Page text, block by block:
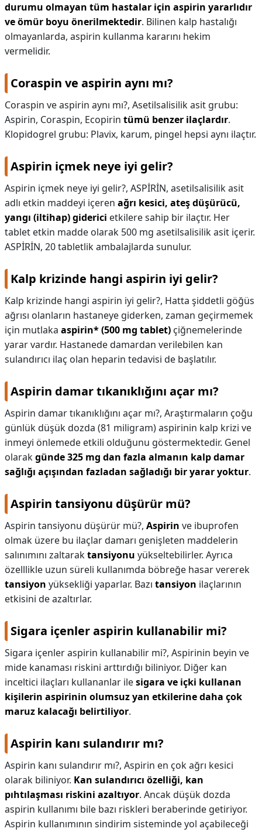
durumu olmayan tüm hastalar için aspirin yararlıdır
ve ömür boyu önerilmektedir. Bilinen kalp hastalığı
olmayanlarda, aspirin kullanma kararını hekim
vermelidir.
Coraspin ve aspirin aynı mı?
Coraspin ve aspirin aynı mı?, Asetilsalisilik asit grubu:
Aspirin, Coraspin, Ecopirin tümü benzer ilaçlardır.
Klopidogrel grubu: Plavix, karum, pingel hepsi aynı ilaçtır.
Aspirin içmek neye iyi gelir?
Aspirin içmek neye iyi gelir?, ASPİRİN, asetilsalisilik asit
adlı etkin maddeyi içeren ağrı kesici, ateş düşürücü,
yangı (iltihap) giderici etkilere sahip bir ilaçtır. Her
tablet etkin madde olarak 500 mg asetilsalisilik asit içerir.
ASPİRİN, 20 tabletlik ambalajlarda sunulur.
Kalp krizinde hangi aspirin iyi gelir?
Kalp krizinde hangi aspirin iyi gelir?, Hatta şiddetli göğüs
ağrısı olanların hastaneye giderken, zaman geçirmemek
için mutlaka aspirin* (500 mg tablet) çiğnemelerinde
yarar vardır. Hastanede damardan verilebilen kan
sulandırıcı ilaç olan heparin tedavisi de başlatılır.
Aspirin damar tıkanıklığını açar mı?
Aspirin damar tıkanıklığını açar mı?, Araştırmaların çoğu
günlük düşük dozda (81 miligram) aspirinin kalp krizi ve
inmeyi önlemede etkili olduğunu göstermektedir. Genel
olarakgünde 325 mg dan fazla almanın kalp damar
sağlığı açışından fazladan sağladığı bir yarar yoktur.
Aspirin tansiyonu düşürür mü?
Aspirin tansiyonu düşürür mü?, Aspirin ve ibuprofen
olmak üzere bu ilaçlar damarı genişleten maddelerin
salınımını zaltaraktansiyonu yükseltebilirler. Ayrıca
özelllikle uzun süreli kullanımda böbreğe hasar vererek
tansiyon yüksekliği yaparlar. Bazı tansiyon ilaçlarının
etkisini de azaltırlar.
Sigara içenler aspirin kullanabilir mi?
Sigara içenler aspirin kullanabilir mi?, Aspirinin beyin ve
mide kanaması riskini arttırdığı biliniyor. Diğer kan
inceltici ilaçları kullananlar ilesigara ve içki kullanan
kişilerin aspirinin olumsuz yan etkilerine daha çok
maruz kalacağı belirtiliyor.
Aspirin kanı sulandırır mı?
Aspirin kanı sulandırır mı?, Aspirin en çok ağrı kesici
olarak biliniyor. Kan sulandırıcı özelliği, kan
pıhtılaşması riskini azaltıyor. Ancak düşük dozda
aspirin kullanımı bile bazı riskleri beraberinde getiriyor.
Aspirin kullanımının sindirim sisteminde yol açabileceği